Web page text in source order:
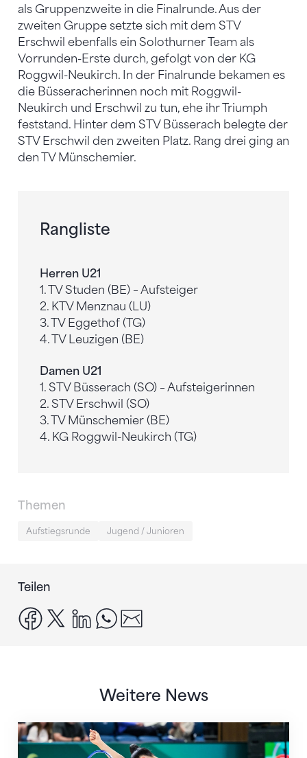
als Gruppenzweite in die Finalrunde. Aus der
zweiten Gruppe setzte sich mit dem STV
Erschwil ebenfalls ein Solothurner Team als
Vorrunden-Erste durch, gefolgt von der KG
Roggwil-Neukirch. In der Finalrunde bekamen es
die Büsseracherinnen noch mit Roggwil-
Neukirch und Erschwil zu tun, ehe ihr Triumph
feststand. Hinter dem STV Büsserach belegte der
STV Erschwil den zweiten Platz. Rang drei ging an
den TV Münschemier.
Rangliste
Herren U21
1. TV Studen (BE) – Aufsteiger
2. KTV Menznau (LU)
3. TV Eggethof (TG)
4. TV Leuzigen (BE)
Damen U21
1. STV Büsserach (SO) – Aufsteigerinnen
2. STV Erschwil (SO)
3. TV Münschemier (BE)
4. KG Roggwil-Neukirch (TG)
Themen
Aufstiegsrunde Jugend / Junioren
Teilen
facebook
x linkedinwhatsapp
Weitere News
Nächster Halt: Weltmeisterschaft